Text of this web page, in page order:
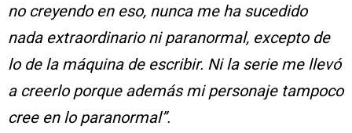
no creyendo en eso, nunca me ha sucedido
nada extraordinario ni paranormal, excepto de
lo de la máquina de escribir. Ni la serie me llevó
a creerlo porque además mi personaje tampoco
cree en lo paranormal”.